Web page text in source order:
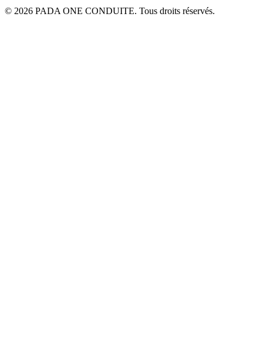
© 2026 PADA ONE CONDUITE. Tous droits réservés.